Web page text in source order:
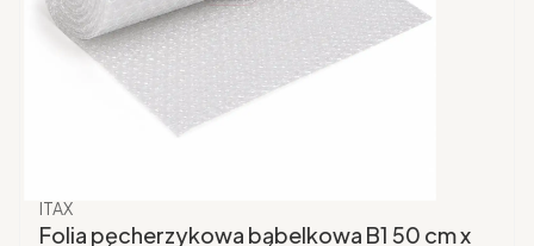
Producent
ITAX
Folia pęcherzykowa bąbelkowa B1 50 cm x